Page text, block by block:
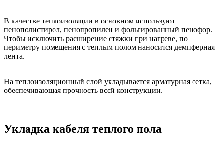
В качестве теплоизоляции в основном используют
пенополистирол, пенопропилен и фольгированный пенофор.
Чтобы исключить расширение стяжки при нагреве, по
периметру помещения с теплым полом наносится демпферная
лента.
На теплоизоляционный слой укладывается арматурная сетка,
обеспечивающая прочность всей конструкции.
Укладка кабеля теплого пола